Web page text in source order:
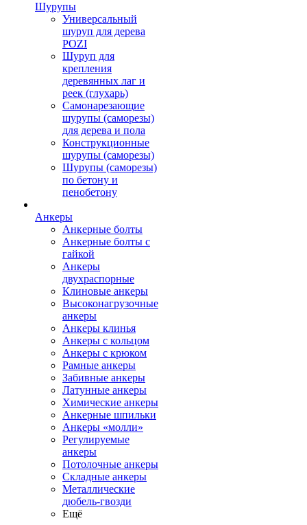
Шурупы
Универсальный
шуруп для дерева
POZI
Шуруп для
крепления
деревянных лаг и
реек (глухарь)
Самонарезающие
шурупы (саморезы)
для дерева и пола
Конструкционные
шурупы (саморезы)
Шурупы (саморезы)
по бетону и
пенобетону
Анкеры
Анкерные болты
Анкерные болты с
гайкой
Анкеры
двухраспорные
Клиновые анкеры
Высоконагрузочные
анкеры
Анкеры клинья
Анкеры с кольцом
Анкеры с крюком
Рамные анкеры
Забивные анкеры
Латунные анкеры
Химические анкеры
Анкерные шпильки
Анкеры «молли»
Регулируемые
анкеры
Потолочные анкеры
Складные анкеры
Металлические
дюбель-гвозди
Ещё